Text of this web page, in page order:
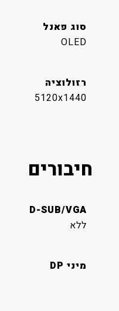
סוג פאנל
OLED
רזולוציה
5120x1440
חיבורים
D-SUB/VGA
ללא
מיני DP